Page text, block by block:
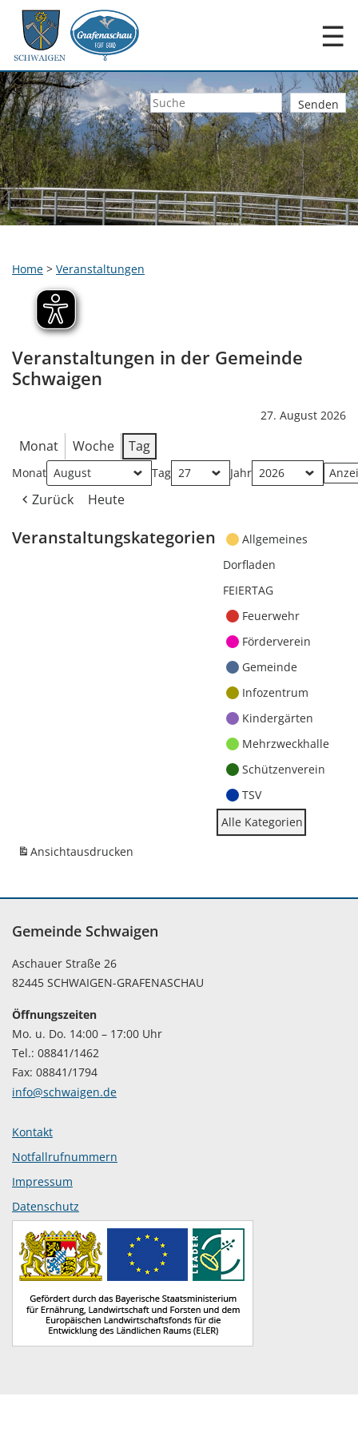
☰
Home > Veranstaltungen
Veranstaltungen in der Gemeinde
Schwaigen
27. August 2026
Monat Woche Tag
Monat Tag Jahr
Zurück Heute
Veranstaltungskategorien
Allgemeines
Dorfladen
FEIERTAG
Feuerwehr
Förderverein
Gemeinde
Infozentrum
Kindergärten
Mehrzweckhalle
Schützenverein
TSV
Alle Kategorien
Ansichtausdrucken
Gemeinde Schwaigen
Aschauer Straße 26
82445 SCHWAIGEN-GRAFENASCHAU
Öffnungszeiten
Mo. u. Do. 14:00 – 17:00 Uhr
Tel.: 08841/1462
Fax: 08841/1794
info@schwaigen.de
Kontakt
Notfallrufnummern
Impressum
Datenschutz